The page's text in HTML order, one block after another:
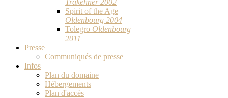
Trakehner 2002
Spirit of the Age
Oldenbourg 2004
Tolegro Oldenbourg
2011
Presse
Communiqués de presse
Infos
Plan du domaine
Hébergements
Plan d'accès